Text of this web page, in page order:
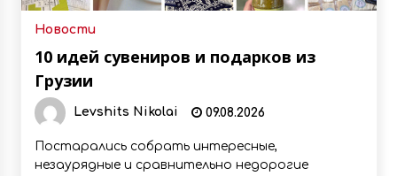
Новости
10 идей сувениров и подарков из
Грузии
Levshits Nikolai 09.08.2026
Постарались собрать интересные,
незаурядные и сравнительно недорогие